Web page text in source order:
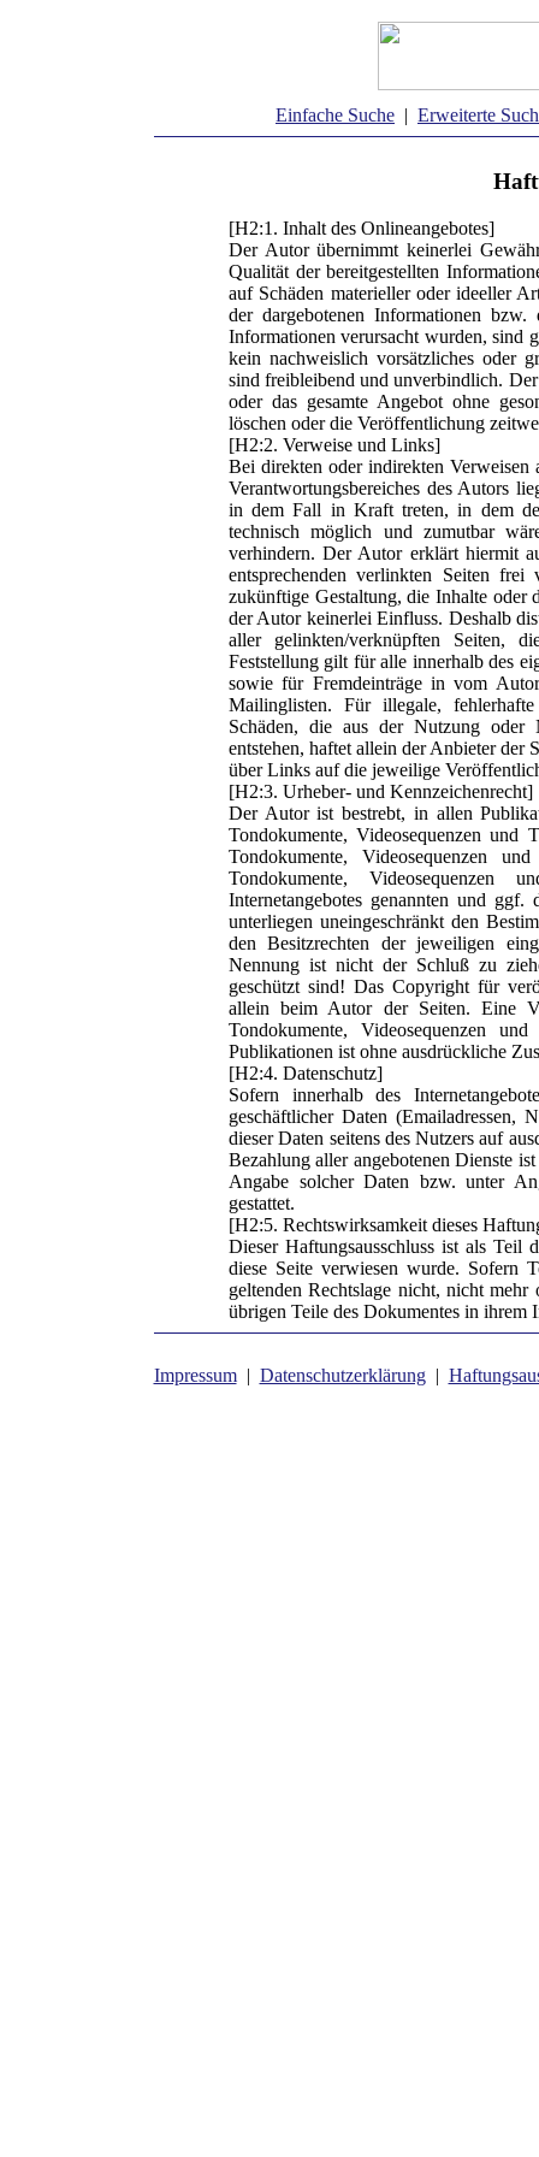
Einfache Suche | Erweiterte
[H2:1. Inhalt des Onlineangebotes]
Der Autor übernimmt keinerlei
Qualität der bereitgestellten
auf Schäden materieller oder ideeller
der dargebotenen Informationen
Informationen verursacht wurden, sind
kein nachweislich vorsätzliches oder
sind freibleibend und unverbindlich.
oder das gesamte Angebot ohne
löschen oder die Veröffentlichung
[H2:2. Verweise und Links]
Bei direkten oder indirekten
Verantwortungsbereiches des Autors
in dem Fall in Kraft treten, in dem
technisch möglich und zumutbar
verhindern. Der Autor erklärt hiermit
entsprechenden verlinkten Seiten
zukünftige Gestaltung, die Inhalte oder
der Autor keinerlei Einfluss. Deshalb
aller gelinkten/verknüpften Seiten,
Feststellung gilt für alle innerhalb des
sowie für Fremdeinträge in vom
Mailinglisten. Für illegale,
Schäden, die aus der Nutzung oder
entstehen, haftet allein der Anbieter der
über Links auf die jeweilige
[H2:3. Urheber- und Kennzeichenrecht]
Der Autor ist bestrebt, in allen
Tondokumente, Videosequenzen und
Tondokumente, Videosequenzen
Tondokumente,
Internetangebotes genannten und
unterliegen uneingeschränkt den
den Besitzrechten der jeweiligen
Nennung ist nicht der Schluß zu
geschützt sind! Das Copyright für
allein beim Autor der Seiten. Eine
Tondokumente, Videosequenzen
Publikationen ist ohne ausdrückliche
[H2:4. Datenschutz]
Sofern innerhalb des
geschäftlicher Daten (Emailadressen,
dieser Daten seitens des Nutzers auf
Bezahlung aller angebotenen Dienste
Angabe solcher Daten bzw. unter
gestattet.
[H2:5. Rechtswirksamkeit dieses
Dieser Haftungsausschluss ist als Teil
diese Seite verwiesen wurde. Sofern
geltenden Rechtslage nicht, nicht
übrigen Teile des Dokumentes in
Impressum| Datenschutzerklärung|